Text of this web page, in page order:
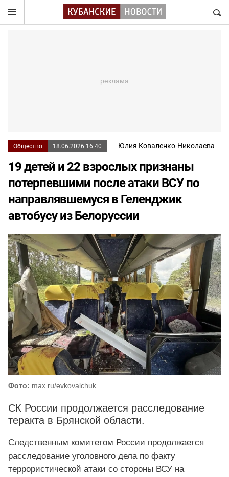
Общество 18.06.2026 16:40 Юлия Коваленко-Николаева
19 детей и 22 взрослых признаны
потерпевшими после атаки ВСУ по
направлявшемуся в Геленджик
автобусу из Белоруссии
Фото: max.ru/evkovalchuk
СК России продолжается расследование
теракта в Брянской области.
Следственным комитетом России продолжается
расследование уголовного дела по факту
террористической атаки со стороны ВСУ на